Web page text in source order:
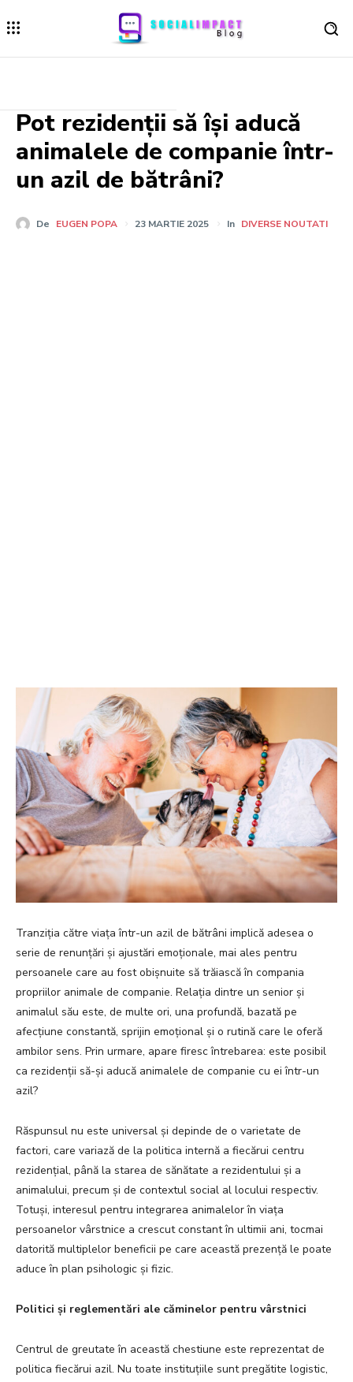
Pot rezidenții să își aducă
animalele de companie într-
un azil de bătrâni?
De EUGEN POPA 23 MARTIE 2025 In DIVERSE NOUTATI
Tranziția către viața într-un azil de bătrâni implică adesea o
serie de renunțări și ajustări emoționale, mai ales pentru
persoanele care au fost obișnuite să trăiască în compania
propriilor animale de companie. Relația dintre un senior și
animalul său este, de multe ori, una profundă, bazată pe
afecțiune constantă, sprijin emoțional și o rutină care le oferă
ambilor sens. Prin urmare, apare firesc întrebarea: este posibil
ca rezidenții să-și aducă animalele de companie cu ei într-un
azil?
Răspunsul nu este universal și depinde de o varietate de
factori, care variază de la politica internă a fiecărui centru
rezidențial, până la starea de sănătate a rezidentului și a
animalului, precum și de contextul social al locului respectiv.
Totuși, interesul pentru integrarea animalelor în viața
persoanelor vârstnice a crescut constant în ultimii ani, tocmai
datorită multiplelor beneficii pe care această prezență le poate
aduce în plan psihologic și fizic.
Politici și reglementări ale căminelor pentru vârstnici
Centrul de greutate în această chestiune este reprezentat de
politica fiecărui azil. Nu toate instituțiile sunt pregătite logistic,